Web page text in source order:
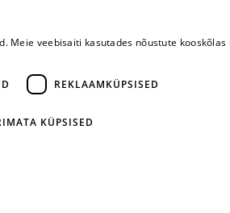
Maksmine ja
kohaletoimetamine
Meie veebisaiti kasutades nõustute kooskõlas
REKLAAMKÜPSISED
KÜPSISED